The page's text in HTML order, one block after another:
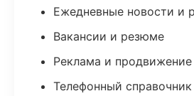
Ежедневные новости и
Вакансии и резюме
Реклама и
Телефонный